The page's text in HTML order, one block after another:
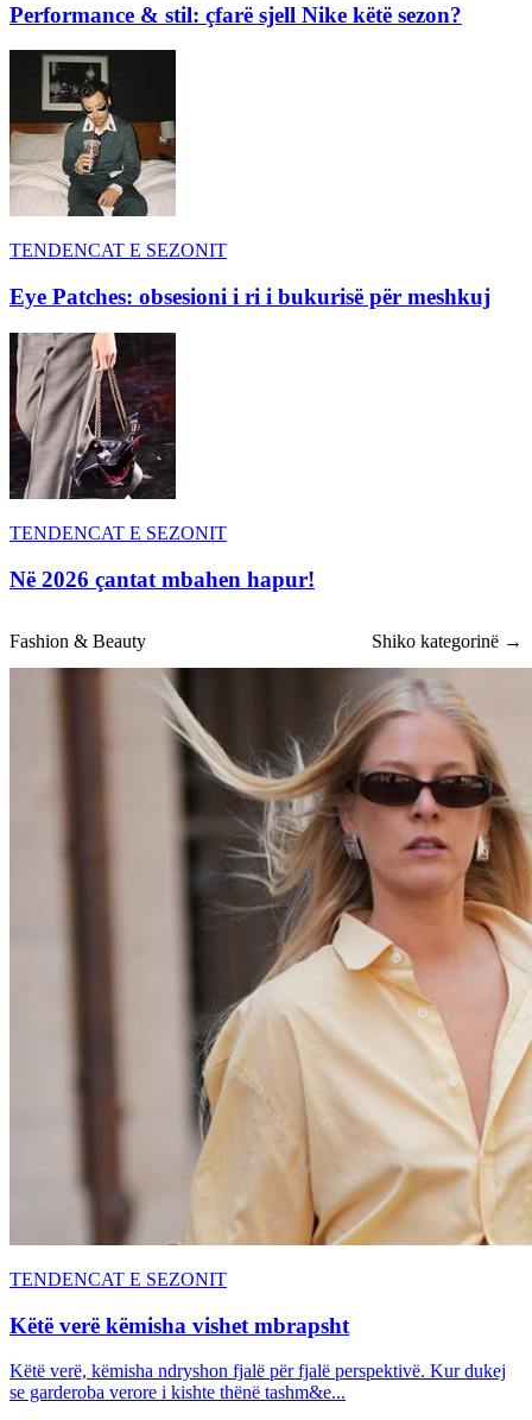
Performance & stil: çfarë sjell Nike këtë sezon?
TENDENCAT E SEZONIT
Eye Patches: obsesioni i ri i bukurisë për meshkuj
TENDENCAT E SEZONIT
Në 2026 çantat mbahen hapur!
Fashion & Beauty Shiko kategorinë →
TENDENCAT E SEZONIT
Këtë verë këmisha vishet mbrapsht
Këtë verë, këmisha ndryshon fjalë për fjalë perspektivë. Kur dukej
se garderoba verore i kishte thënë tashm&e...